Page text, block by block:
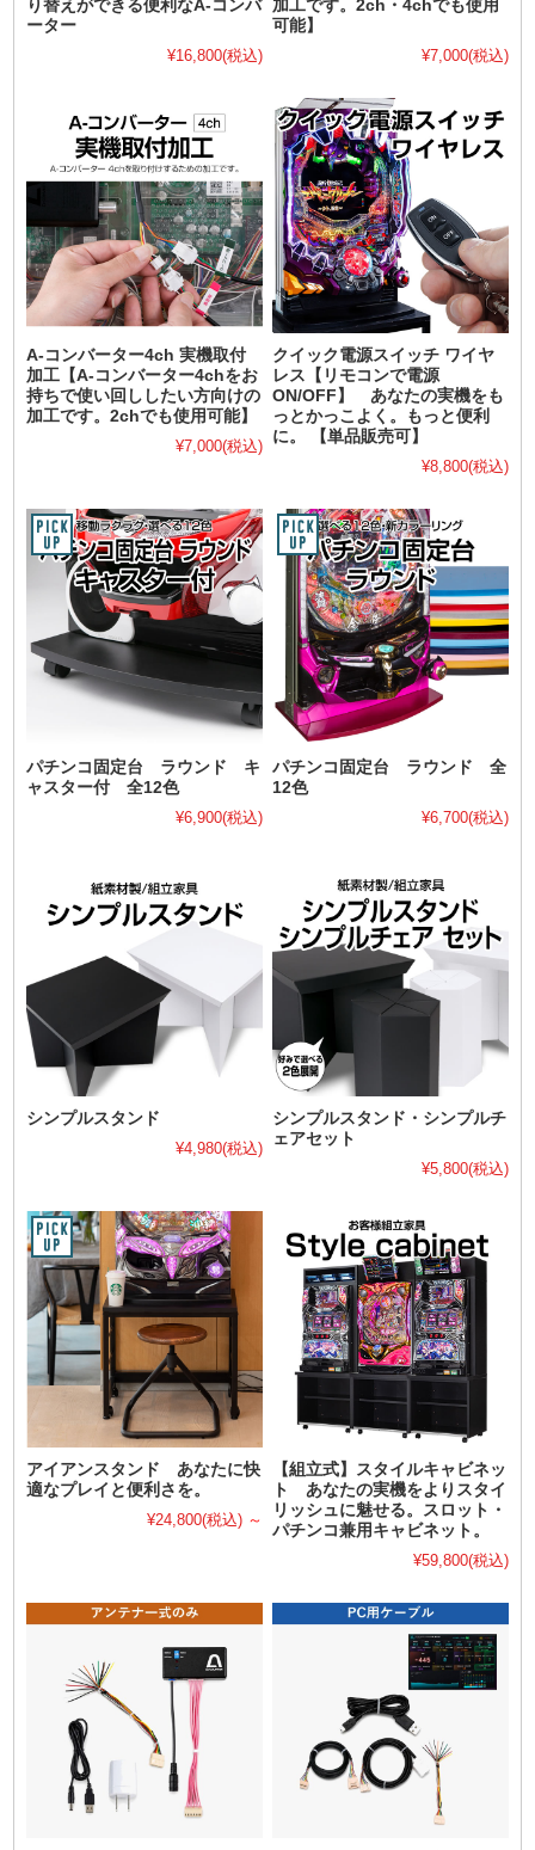
り替えができる便利なA-コンバ
ーター
¥16,800(税込)
加工です。2ch・4chでも使用
可能】
¥7,000(税込)
A-コンバーター4ch 実機取付
加工【A-コンバーター4chをお
持ちで使い回ししたい方向けの
加工です。2chでも使用可能】
¥7,000(税込)
クイック電源スイッチ ワイヤ
レス【リモコンで電源
ON/OFF】 あなたの実機をも
っとかっこよく。もっと便利
に。 【単品販売可】
¥8,800(税込)
パチンコ固定台 ラウンド キ
ャスター付 全12色
¥6,900(税込)
パチンコ固定台 ラウンド 全
12色
¥6,700(税込)
シンプルスタンド
¥4,980(税込)
シンプルスタンド・シンプルチ
ェアセット
¥5,800(税込)
アイアンスタンド あなたに快
適なプレイと便利さを。
¥24,800(税込) ～
【組立式】スタイルキャビネッ
ト あなたの実機をよりスタイ
リッシュに魅せる。スロット・
パチンコ兼用キャビネット。
¥59,800(税込)